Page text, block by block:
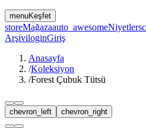
menuKeşfet
storeMağazaauto_awesomeNiyetler
ArşiviloginGiriş
Anasayfa
/Koleksiyon
/Forest Çubuk Tütsü
chevron_left chevron_right